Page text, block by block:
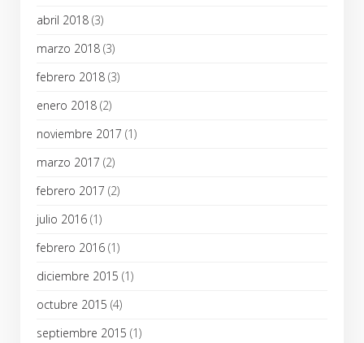
abril 2018 (3)
marzo 2018 (3)
febrero 2018 (3)
enero 2018 (2)
noviembre 2017 (1)
marzo 2017 (2)
febrero 2017 (2)
julio 2016 (1)
febrero 2016 (1)
diciembre 2015 (1)
octubre 2015 (4)
septiembre 2015 (1)